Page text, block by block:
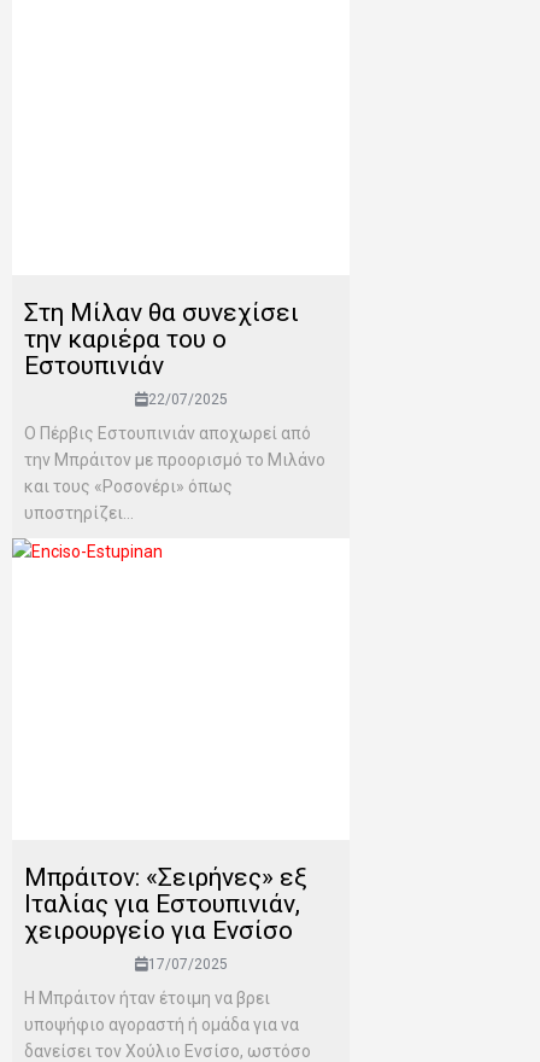
Στη Μίλαν θα συνεχίσει
την καριέρα του ο
Εστουπινιάν
22/07/2025
Ο Πέρβις Εστουπινιάν αποχωρεί από
την Μπράιτον με προορισμό το Μιλάνο
και τους «Ροσονέρι» όπως
υποστηρίζει...
Μπράιτον: «Σειρήνες» εξ
Ιταλίας για Εστουπινιάν,
χειρουργείο για Ενσίσο
17/07/2025
Η Μπράιτον ήταν έτοιμη να βρει
υποψήφιο αγοραστή ή ομάδα για να
δανείσει τον Χούλιο Ενσίσο, ωστόσο